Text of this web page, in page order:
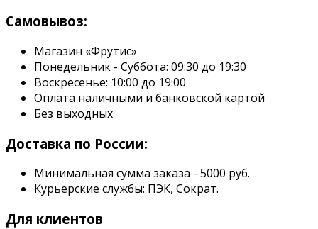
Самовывоз:
Магазин «Фрутис»
Понедельник - Суббота: 09:30 до 19:30
Воскресенье: 10:00 до 19:00
Оплата наличными и банковской картой
Без выходных
Доставка по России:
Минимальная сумма заказа - 5000 руб.
Курьерские службы: ПЭК, Сократ.
Для клиентов